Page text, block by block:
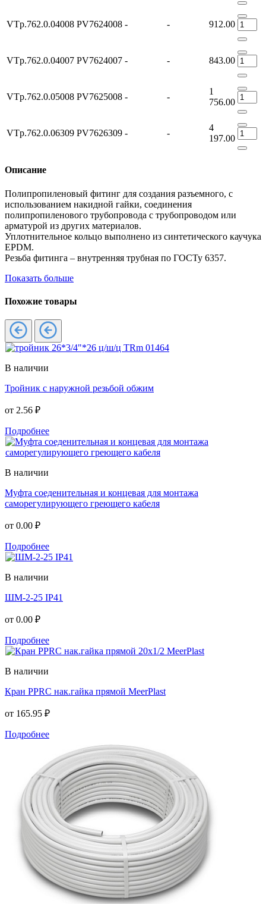
VTp.762.0.04008 PV7624008 - - 912.00
VTp.762.0.04007 PV7624007 - - 843.00
VTp.762.0.05008 PV7625008 - -
1
756.00
VTp.762.0.06309 PV7626309 - -
4
197.00
Описание
Полипропиленовый фитинг для создания разъемного, с
использованием накидной гайки, соединения
полипропиленового трубопровода с трубопроводом или
арматурой из других материалов.
Уплотнительное кольцо выполнено из синтетического каучука
EPDM.
Резьба фитинга – внутренняя трубная по ГОСТу 6357.
Показать больше
Похожие товары
В наличии
Тройник с наружной резьбой обжим
от 2.56 ₽
Подробнее
В наличии
Муфта соеденительная и концевая для монтажа
саморегулирующего греющего кабеля
от 0.00 ₽
Подробнее
В наличии
ШМ-2-25 IP41
от 0.00 ₽
Подробнее
В наличии
Кран PPRC нак.гайка прямой MeerPlast
от 165.95 ₽
Подробнее